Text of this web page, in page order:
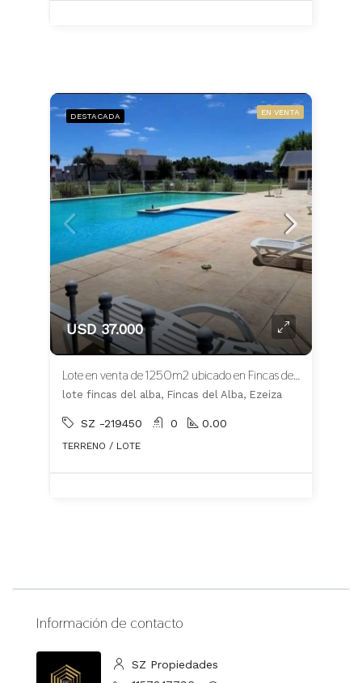
DESTACADA EN VENTA
USD 37.000
Lote en venta de 1250m2 ubicado en Fincas del Alba
lote fincas del alba, Fincas del Alba, Ezeiza
SZ -219450 0 0.00
TERRENO / LOTE
Información de contacto
SZ Propiedades